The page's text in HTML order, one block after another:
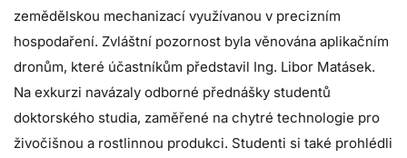
zemědělskou mechanizací využívanou v precizním
hospodaření. Zvláštní pozornost byla věnována aplikačním
dronům, které účastníkům představil Ing. Libor Matásek.
Na exkurzi navázaly odborné přednášky studentů
doktorského studia, zaměřené na chytré technologie pro
živočišnou a rostlinnou produkci. Studenti si také prohlédli